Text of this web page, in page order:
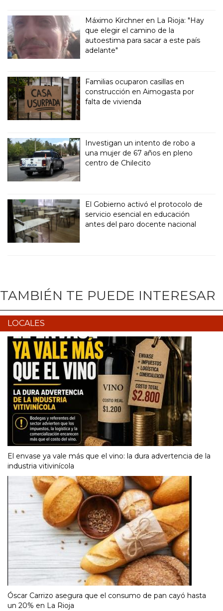
Máximo Kirchner en La Rioja: "Hay
que elegir el camino de la
autoestima para sacar a este país
adelante"
Familias ocuparon casillas en
construcción en Aimogasta por
falta de vivienda
Investigan un intento de robo a
una mujer de 67 años en pleno
centro de Chilecito
El Gobierno activó el protocolo de
servicio esencial en educación
antes del paro docente nacional
TAMBIÉN TE PUEDE INTERESAR
LOCALES
El envase ya vale más que el vino: la dura advertencia de la
industria vitivinícola
Óscar Carrizo asegura que el consumo de pan cayó hasta
un 20% en La Rioja